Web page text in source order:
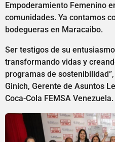
Empoderamiento Femenino
comunidades. Ya contamos
bodegueras en Maracaibo.
Ser testigos de su
transformando vidas y
programas de
Ginich, Gerente de Asuntos
Coca-Cola FEMSA Venezuela.